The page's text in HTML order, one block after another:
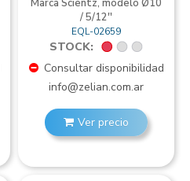
Marca Scientz, modelo Ø10
/ 5/12''
EQL-02659
STOCK:
Consultar disponibilidad
info@zelian.com.ar
Ver precio